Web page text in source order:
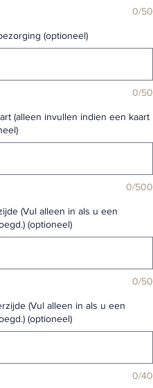
0/50
(optioneel)
0/50
(alleen invullen indien een kaart
0/500
(Vul alleen in als u een
(optioneel)
0/50
(Vul alleen in als u een
(optioneel)
0/40